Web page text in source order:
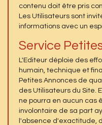
contenu doit être pris
Les Utilisateurs sont
informations avec un
Service
L'Editeur déploie des
humain, technique et
Petites Annonces de
des Utilisateurs du Site.
ne pourra en aucun cas
involontaire de sa part
l'absence d'exactitude,